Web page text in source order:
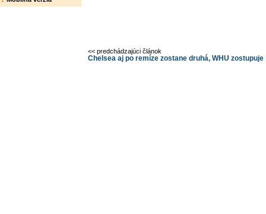
<< predchádzajúci článok
Chelsea aj po remíze zostane druhá, WHU zostupuje